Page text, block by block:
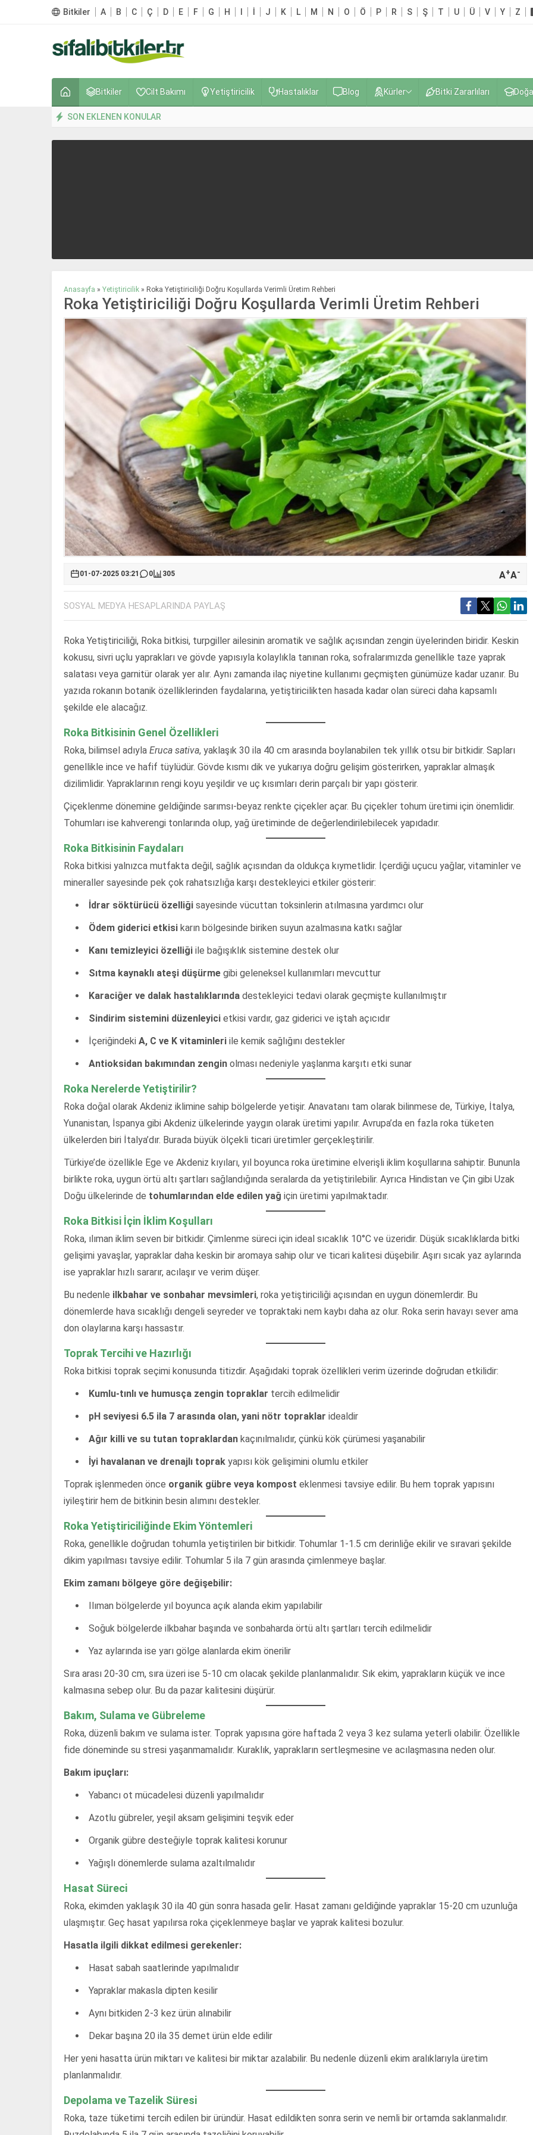
Bitkiler A B C Ç D E F G H J K L M N O Ö P R S Ş T U Ü V Y Z
Bitkiler Cilt Bakımı Yetiştiricilik Hastalıklar Blog Kürler Bitki Zararlıları
SON EKLENEN KONULAR
Anasayfa » Yetiştiricilik » Roka Yetiştiriciliği Doğru Koşullarda Verimli Üretim Rehberi
Roka Yetiştiriciliği Doğru Koşullarda Verimli Üretim Rehberi
01-07-2025 03:21 0 305 A+A-
SOSYAL MEDYA HESAPLARINDA PAYLAŞ
Roka Yetiştiriciliği, Roka bitkisi, turpgiller ailesinin aromatik ve sağlık açısından zengin üyelerinden biridir. Keskin
kokusu, sivri uçlu yaprakları ve gövde yapısıyla kolaylıkla tanınan roka, sofralarımızda genellikle taze yaprak
salatası veya garnitür olarak yer alır. Aynı zamanda ilaç niyetine kullanımı geçmişten günümüze kadar uzanır. Bu
yazıda rokanın botanik özelliklerinden faydalarına, yetiştiricilikten hasada kadar olan süreci daha kapsamlı
şekilde ele alacağız.
Roka Bitkisinin Genel Özellikleri
Roka, bilimsel adıyla Eruca sativa, yaklaşık 30 ila 40 cm arasında boylanabilen tek yıllık otsu bir bitkidir. Sapları
genellikle ince ve hafif tüylüdür. Gövde kısmı dik ve yukarıya doğru gelişim gösterirken, yapraklar almaşık
dizilimlidir. Yapraklarının rengi koyu yeşildir ve uç kısımları derin parçalı bir yapı gösterir.
Çiçeklenme dönemine geldiğinde sarımsı-beyaz renkte çiçekler açar. Bu çiçekler tohum üretimi için önemlidir.
Tohumları ise kahverengi tonlarında olup, yağ üretiminde de değerlendirilebilecek yapıdadır.
Roka Bitkisinin Faydaları
Roka bitkisi yalnızca mutfakta değil, sağlık açısından da oldukça kıymetlidir. İçerdiği uçucu yağlar, vitaminler ve
mineraller sayesinde pek çok rahatsızlığa karşı destekleyici etkiler gösterir:
İdrar söktürücü özelliği sayesinde vücuttan toksinlerin atılmasına yardımcı olur
Ödem giderici etkisi karın bölgesinde biriken suyun azalmasına katkı sağlar
Kanı temizleyici özelliği ile bağışıklık sistemine destek olur
Sıtma kaynaklı ateşi düşürme gibi geleneksel kullanımları mevcuttur
Karaciğer ve dalak hastalıklarında destekleyici tedavi olarak geçmişte kullanılmıştır
Sindirim sistemini düzenleyici etkisi vardır, gaz giderici ve iştah açıcıdır
İçeriğindeki A, C ve K vitaminleri ile kemik sağlığını destekler
Antioksidan bakımından zengin olması nedeniyle yaşlanma karşıtı etki sunar
Roka Nerelerde Yetiştirilir?
Roka doğal olarak Akdeniz iklimine sahip bölgelerde yetişir. Anavatanı tam olarak bilinmese de, Türkiye, İtalya,
Yunanistan, İspanya gibi Akdeniz ülkelerinde yaygın olarak üretimi yapılır. Avrupa’da en fazla roka tüketen
ülkelerden biri İtalya’dır. Burada büyük ölçekli ticari üretimler gerçekleştirilir.
Türkiye’de özellikle Ege ve Akdeniz kıyıları, yıl boyunca roka üretimine elverişli iklim koşullarına sahiptir. Bununla
birlikte roka, uygun örtü altı şartları sağlandığında seralarda da yetiştirilebilir. Ayrıca Hindistan ve Çin gibi Uzak
Doğu ülkelerinde de tohumlarından elde edilen yağ için üretimi yapılmaktadır.
Roka Bitkisi İçin İklim Koşulları
Roka, ılıman iklim seven bir bitkidir. Çimlenme süreci için ideal sıcaklık 10°C ve üzeridir. Düşük sıcaklıklarda bitki
gelişimi yavaşlar, yapraklar daha keskin bir aromaya sahip olur ve ticari kalitesi düşebilir. Aşırı sıcak yaz aylarında
ise yapraklar hızlı sararır, acılaşır ve verim düşer.
Bu nedenle ilkbahar ve sonbahar mevsimleri, roka yetiştiriciliği açısından en uygun dönemlerdir. Bu
dönemlerde hava sıcaklığı dengeli seyreder ve topraktaki nem kaybı daha az olur. Roka serin havayı sever ama
don olaylarına karşı hassastır.
Toprak Tercihi ve Hazırlığı
Roka bitkisi toprak seçimi konusunda titizdir. Aşağıdaki toprak özellikleri verim üzerinde doğrudan etkilidir:
Kumlu-tınlı ve humusça zengin topraklar tercih edilmelidir
pH seviyesi 6.5 ila 7 arasında olan, yani nötr topraklar idealdir
Ağır killi ve su tutan topraklardan kaçınılmalıdır, çünkü kök çürümesi yaşanabilir
İyi havalanan ve drenajlı toprak yapısı kök gelişimini olumlu etkiler
Toprak işlenmeden önce organik gübre veya kompost eklenmesi tavsiye edilir. Bu hem toprak yapısını
iyileştirir hem de bitkinin besin alımını destekler.
Roka Yetiştiriciliğinde Ekim Yöntemleri
Roka, genellikle doğrudan tohumla yetiştirilen bir bitkidir. Tohumlar 1-1.5 cm derinliğe ekilir ve sıravari şekilde
dikim yapılması tavsiye edilir. Tohumlar 5 ila 7 gün arasında çimlenmeye başlar.
Ekim zamanı bölgeye göre değişebilir:
Ilıman bölgelerde yıl boyunca açık alanda ekim yapılabilir
Soğuk bölgelerde ilkbahar başında ve sonbaharda örtü altı şartları tercih edilmelidir
Yaz aylarında ise yarı gölge alanlarda ekim önerilir
Sıra arası 20-30 cm, sıra üzeri ise 5-10 cm olacak şekilde planlanmalıdır. Sık ekim, yaprakların küçük ve ince
kalmasına sebep olur. Bu da pazar kalitesini düşürür.
Bakım, Sulama ve Gübreleme
Roka, düzenli bakım ve sulama ister. Toprak yapısına göre haftada 2 veya 3 kez sulama yeterli olabilir. Özellikle
fide döneminde su stresi yaşanmamalıdır. Kuraklık, yaprakların sertleşmesine ve acılaşmasına neden olur.
Bakım ipuçları:
Yabancı ot mücadelesi düzenli yapılmalıdır
Azotlu gübreler, yeşil aksam gelişimini teşvik eder
Organik gübre desteğiyle toprak kalitesi korunur
Yağışlı dönemlerde sulama azaltılmalıdır
Hasat Süreci
Roka, ekimden yaklaşık 30 ila 40 gün sonra hasada gelir. Hasat zamanı geldiğinde yapraklar 15-20 cm uzunluğa
ulaşmıştır. Geç hasat yapılırsa roka çiçeklenmeye başlar ve yaprak kalitesi bozulur.
Hasatla ilgili dikkat edilmesi gerekenler:
Hasat sabah saatlerinde yapılmalıdır
Yapraklar makasla dipten kesilir
Aynı bitkiden 2-3 kez ürün alınabilir
Dekar başına 20 ila 35 demet ürün elde edilir
Her yeni hasatta ürün miktarı ve kalitesi bir miktar azalabilir. Bu nedenle düzenli ekim aralıklarıyla üretim
planlanmalıdır.
Depolama ve Tazelik Süresi
Roka, taze tüketimi tercih edilen bir üründür. Hasat edildikten sonra serin ve nemli bir ortamda saklanmalıdır.